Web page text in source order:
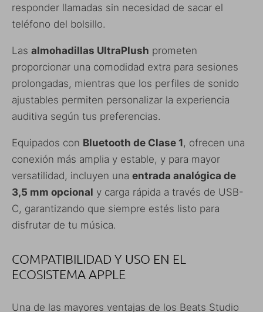
responder llamadas sin necesidad de sacar el
teléfono del bolsillo.
Las almohadillas UltraPlush prometen
proporcionar una comodidad extra para sesiones
prolongadas, mientras que los perfiles de sonido
ajustables permiten personalizar la experiencia
auditiva según tus preferencias.
Equipados con Bluetooth de Clase 1, ofrecen una
conexión más amplia y estable, y para mayor
versatilidad, incluyen una entrada analógica de
3,5 mm opcional y carga rápida a través de USB-
C, garantizando que siempre estés listo para
disfrutar de tu música.
COMPATIBILIDAD Y USO EN EL
ECOSISTEMA APPLE
Una de las mayores ventajas de los Beats Studio